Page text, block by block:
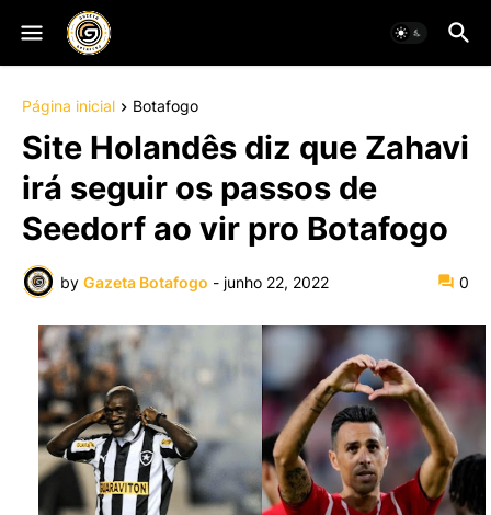
Página inicial Botafogo
Site Holandês diz que Zahavi
irá seguir os passos de
Seedorf ao vir pro Botafogo
by Gazeta Botafogo - junho 22, 2022 0